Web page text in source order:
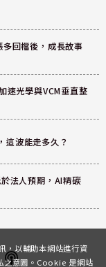
回檔後，成長故事
速光學與VCM垂直整
這波能走多久？
法人預期，AI精碳
，以輔助本網站進行資
之意圖。Cookie 是網站